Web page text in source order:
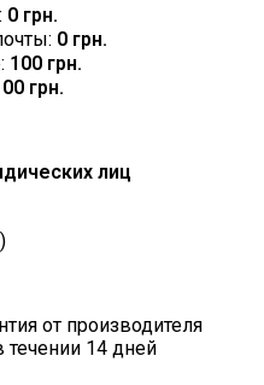
0 грн.
0 грн.
100 грн.
грн.
лиц
от производителя
течении 14 дней